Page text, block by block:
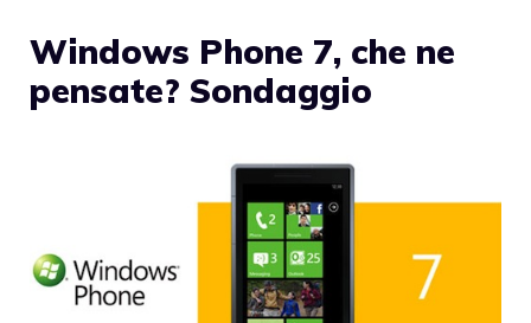
Windows Phone 7, che ne
pensate? Sondaggio